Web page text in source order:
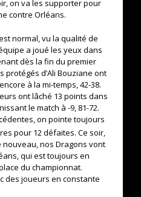
on va les supporter pour
contre Orléans.
normal, vu la qualité de
a joué les yeux dans
dès la fin du premier
protégés d’Ali Bouziane ont
à la mi-temps, 42-38.
ont lâché 13 points dans
le match à -9, 81-72.
on pointe toujours
pour 12 défaites. Ce soir,
nos Dragons vont
qui est toujours en
du championnat.
des joueurs en constante